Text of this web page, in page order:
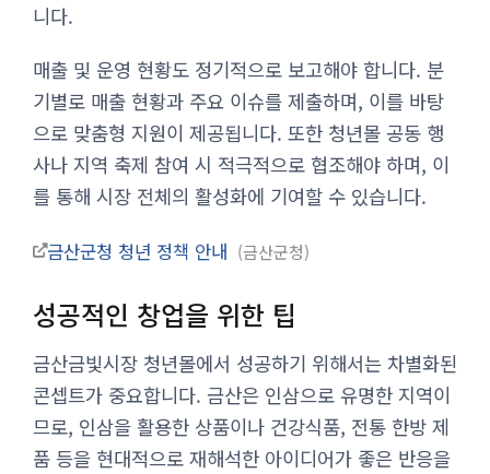
니다.
매출 및 운영 현황도 정기적으로 보고해야 합니다. 분
기별로 매출 현황과 주요 이슈를 제출하며, 이를 바탕
으로 맞춤형 지원이 제공됩니다. 또한 청년몰 공동 행
사나 지역 축제 참여 시 적극적으로 협조해야 하며, 이
를 통해 시장 전체의 활성화에 기여할 수 있습니다.
금산군청 청년 정책 안내 금산군청
성공적인 창업을 위한 팁
금산금빛시장 청년몰에서 성공하기 위해서는 차별화된
콘셉트가 중요합니다. 금산은 인삼으로 유명한 지역이
므로, 인삼을 활용한 상품이나 건강식품, 전통 한방 제
품 등을 현대적으로 재해석한 아이디어가 좋은 반응을